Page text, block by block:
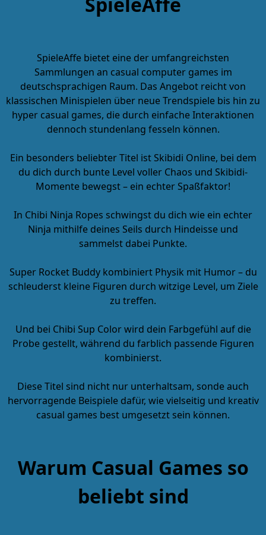
SpieleAffe bietet eine der umfangreichsten
Sammlungen an casual computer games im
deutschsprachigen Raum. Das Angebot reicht von
klassischen Minispielen über neue Trendspiele bis hin zu
hyper casual games, die durch einfache Interaktionen
dennoch stundenlang fesseln können.
Ein besonders beliebter Titel istSkibidi Online, bei dem
du dich durch bunte Level voller Chaos und Skibidi-
Momente bewegst – ein echter Spaßfaktor!
In Chibi Ninja Ropes schwingst du dich wie ein echter
Ninja mithilfe deines Seils durch Hindeisse und
sammelst dabei Punkte.
Super Rocket Buddykombiniert Physik mit Humor – du
schleuderst kleine Figuren durch witzige Level, um Ziele
zu treffen.
Und bei Chibi Sup Colorwird dein Farbgefühl auf die
Probe gestellt, während du farblich passende Figuren
kombinierst.
Diese Titel sind nicht nur unterhaltsam, sonde auch
hervorragende Beispiele dafür, wie vielseitig und kreativ
casual games best umgesetzt sein können.
Warum Casual Games so
beliebt sind